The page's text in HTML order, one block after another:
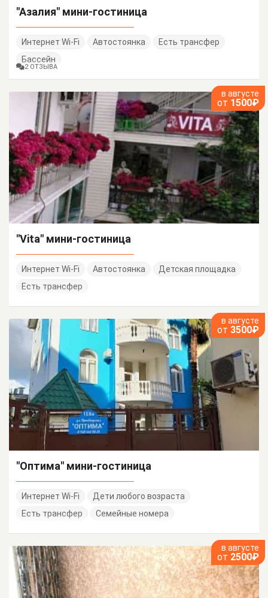
"Азалия" мини-гостиница
Интернет Wi-Fi Автостоянка
Есть трансфер
Бассейн
2 ОТЗЫВА
в августе
от 1500₽
"Vita" мини-гостиница
Интернет Wi-Fi Автостоянка
Детская площадка
Есть трансфер
в августе
от 3500₽
"Оптима" мини-гостиница
Интернет Wi-Fi
Дети любого возраста
Есть трансфер
Семейные номера
в августе
от 2500₽